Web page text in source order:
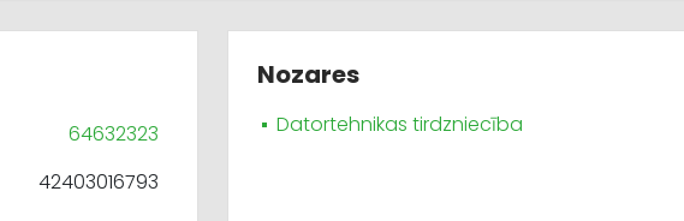
64632323
42403016793
Nozares
Datortehnikas tirdzniecība